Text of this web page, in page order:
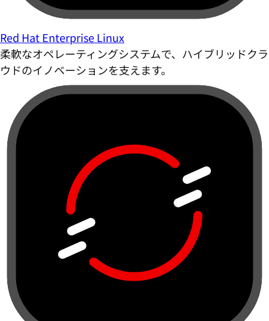
Red Hat Enterprise Linux
柔軟なオペレーティングシステムで、ハイブリッドクラ
ウドのイノベーションを支えます。